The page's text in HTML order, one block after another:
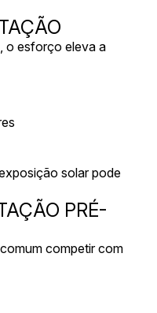
o esforço eleva a
solar pode
PRÉ-
competir com